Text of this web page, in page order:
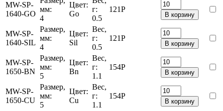
MW-SP-
1640-GO
мм:
4
Цвет:
Go
г:
0.5
121Р
В корзину
MW-SP-
1640-SIL
Размер,
мм:
4
Цвет:
Sil
Вес,
г:
0.5
121Р
В корзину
MW-SP-
1650-BN
Размер,
мм:
5
Цвет:
Bn
Вес,
г:
1.1
154Р
В корзину
MW-SP-
1650-CU
Размер,
мм:
5
Цвет:
Cu
Вес,
г:
1.1
154Р
В корзину